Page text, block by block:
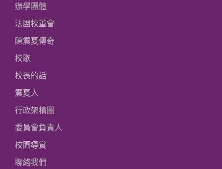
辦學團體
法團校董會
陳震夏傳奇
校歌
校長的話
震夏人
行政架構圖
委員會負責人
校園導賞
聯絡我們